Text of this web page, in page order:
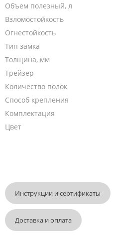
Объем полезный, л
Взломостойкость
Огнестойкость
Тип замка
Толщина, мм
Трейзер
Количество полок
Способ крепления
Комплектация
Цвет
Инструкции и сертификаты
Доставка и оплата